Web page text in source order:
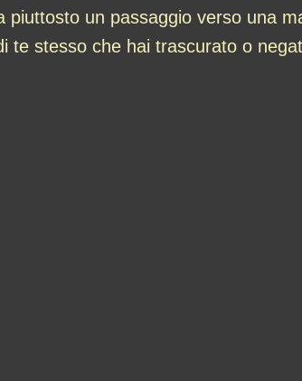
un passaggio verso una
te stesso che hai trascurato o